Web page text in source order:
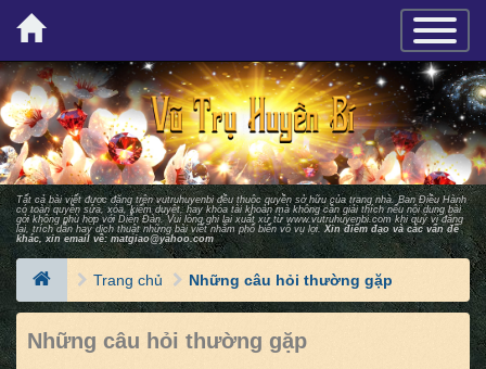
×
Tất cả bài viết được đăng trên vutruhuyenbi đều thuộc quyền sở hữu của trang nhà. Ban Ðiều Hành
có toàn quyền sửa, xóa, kiểm duyệt, hay khóa tài khoản mà không cần giải thích nếu nội dung bài
gởi không phù hợp với Diễn Ðàn. Vui lòng ghi lại xuất xứ từwww.vutruhuyenbi.comkhi quý vị đăng
lại, trích dẫn hay dịch thuật những bài viết nhằm phổ biến vô vụ lợi. Xin điểm đạo và các vấn đề
khác, xin email về: matgiao@yahoo.com
Trang chủ Những câu hỏi thường gặp
Những câu hỏi thường gặp